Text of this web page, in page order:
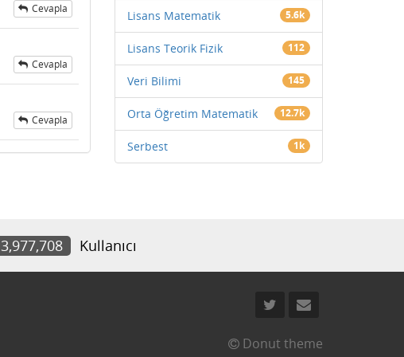
Cevapla
Cevapla
Cevapla
Lisans Matematik 5.6k
Lisans Teorik Fizik 112
Veri Bilimi 145
Orta Öğretim Matematik 12.7k
Serbest 1k
3,977,708 Kullanıcı
Donut theme